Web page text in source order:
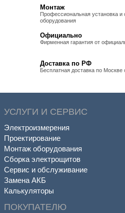
Монтаж
Профессиональная установка и
оборудования
Официально
Фирменная гарантия от
Доставка по РФ
Бесплатная доставка по Москве
УСЛУГИ И СЕРВИС
Электроизмерения
Проектирование
Монтаж оборудования
Сборка электрощитов
Сервис и обслуживание
Замена АКБ
Калькуляторы
ПОКУПАТЕЛЮ